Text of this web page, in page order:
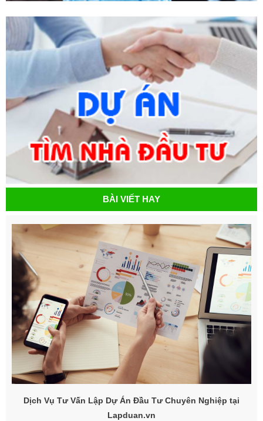
BÀI VIẾT HAY
Dịch Vụ Tư Vấn Lập Dự Án Đầu Tư Chuyên Nghiệp tại
Lapduan.vn